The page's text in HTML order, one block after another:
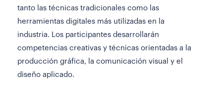
tanto las técnicas tradicionales como las
herramientas digitales más utilizadas en la
industria. Los participantes desarrollarán
competencias creativas y técnicas orientadas a la
producción gráfica, la comunicación visual y el
diseño aplicado.